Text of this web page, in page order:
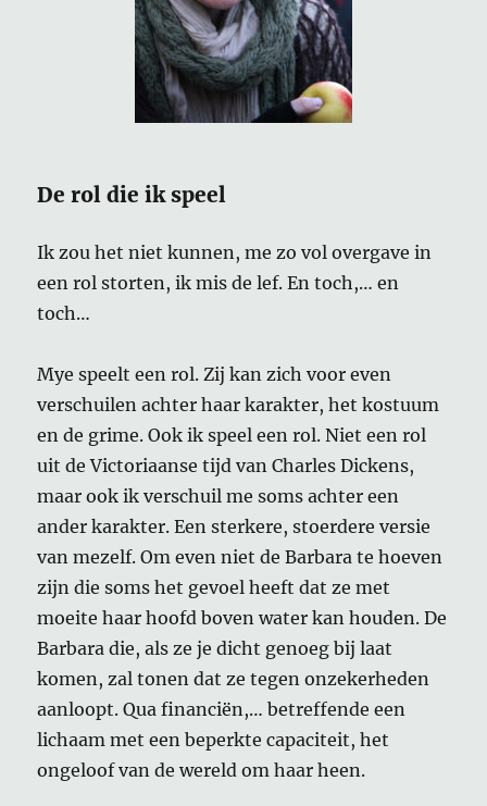
De rol die ik speel
Ik zou het niet kunnen, me zo vol overgave in
een rol storten, ik mis de lef. En toch,… en
toch…
Mye speelt een rol. Zij kan zich voor even
verschuilen achter haar karakter, het kostuum
en de grime. Ook ik speel een rol. Niet een rol
uit de Victoriaanse tijd van Charles Dickens,
maar ook ik verschuil me soms achter een
ander karakter. Een sterkere, stoerdere versie
van mezelf. Om even niet de Barbara te hoeven
zijn die soms het gevoel heeft dat ze met
moeite haar hoofd boven water kan houden. De
Barbara die, als ze je dicht genoeg bij laat
komen, zal tonen dat ze tegen onzekerheden
aanloopt. Qua financiën,… betreffende een
lichaam met een beperkte capaciteit, het
ongeloof van de wereld om haar heen.